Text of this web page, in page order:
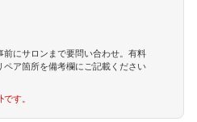
にサロンまで要問い合わせ。有料
ア箇所を備考欄にご記載ください
す。